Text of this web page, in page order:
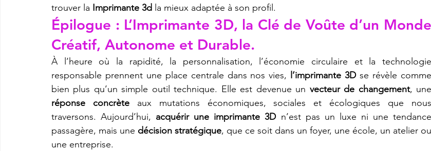
trouver la Imprimante 3d la mieux adaptée à son profil.
Épilogue : L’Imprimante 3D, la Clé de Voûte d’un Monde
Créatif, Autonome et Durable.
À l’heure où la rapidité, la personnalisation, l’économie circulaire et la technologie
responsable prennent une place centrale dans nos vies, l’imprimante 3D se révèle comme
bien plus qu’un simple outil technique. Elle est devenue un vecteur de changement
réponse concrète aux mutations économiques, sociales et écologiques que nous
traversons. Aujourd’hui, acquérir une imprimante 3D n’est pas un luxe ni une tendance
passagère, mais une décision stratégique, que ce soit dans un foyer, une école, un atelier ou
une entreprise.